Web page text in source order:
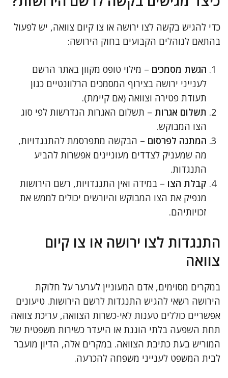
כדי להגיש בקשה לצו ירושה או צו קיום צוואה, יש לפעול
בהתאם לנוהלים הקבועים בחוק הירושה:
הגשת מסמכים – מילוי טופס מקוון באתר הרשם
לענייני ירושה בצירוף המסמכים הרלוונטיים כגון
תעודת פטירה וצוואה (אם קיימת).
תשלום אגרות – תשלום האגרות הנדרשות לפי סוג
הצו המבוקש.
המתנה לפרסום – הבקשה מתפרסמת להתנגדויות,
מה שמעניק לצדדים מעוניינים אפשרות להביע
התנגדות.
קבלת הצו – במידה ואין התנגדויות, רשם הירושות
מנפיק את הצו המבוקש והיורשים יכולים לממש את
זכויותיהם.
התנגדות לצו ירושה או צו קיום
צוואה
במקרים מסוימים, אדם המעוניין לערער על חלוקת
הירושה רשאי להגיש התנגדות לרשם הירושות. טיעונים
אפשריים כוללים טענות לאי-כשרות הצוואה, עריכת צוואה
תחת השפעה בלתי הוגנת או היעדר כשירות משפטית של
המוריש בעת כתיבת הצוואה. במקרים אלה, הדיון מועבר
לבית המשפט לענייני משפחה להכרעה.